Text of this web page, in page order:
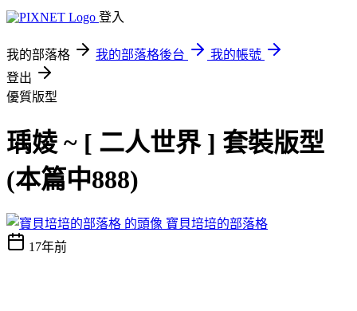
登入
我的部落格 我的部落格後台
我的帳號
登出
優質版型
瑀婈 ~ [ 二人世界 ] 套裝版型
(本篇中888)
寶貝培培的部落格
17年前